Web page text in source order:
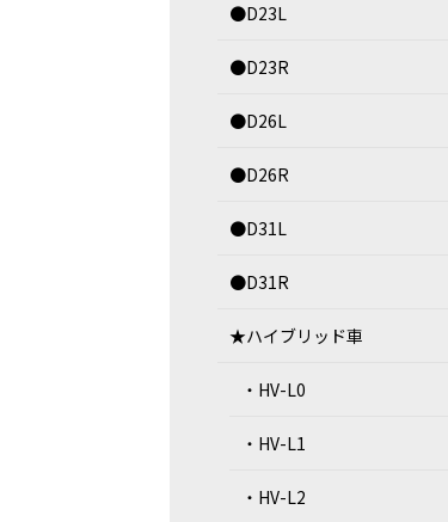
●D23L
●D23R
●D26L
●D26R
●D31L
●D31R
★ハイブリッド車
・HV-L0
・HV-L1
・HV-L2